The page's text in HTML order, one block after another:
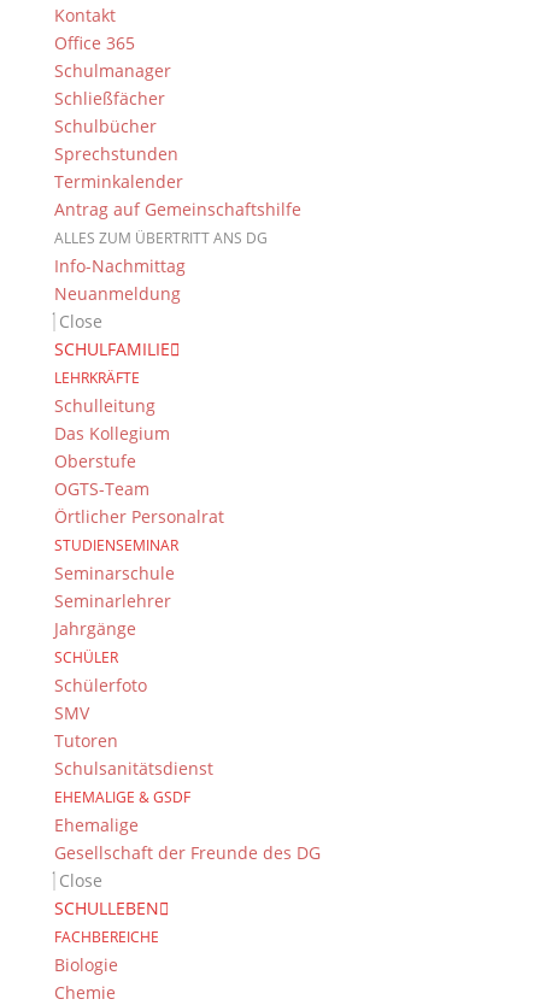
Kontakt
Office 365
Schulmanager
Schließfächer
Schulbücher
Sprechstunden
Terminkalender
Antrag auf Gemeinschaftshilfe
ALLES ZUM ÜBERTRITT ANS DG
Info-Nachmittag
Neuanmeldung
Close
SCHULFAMILIE
LEHRKRÄFTE
Schulleitung
Das Kollegium
Oberstufe
OGTS-Team
Örtlicher Personalrat
STUDIENSEMINAR
Seminarschule
Seminarlehrer
Jahrgänge
SCHÜLER
Schülerfoto
SMV
Tutoren
Schulsanitätsdienst
EHEMALIGE & GSDF
Ehemalige
Gesellschaft der Freunde des DG
Close
SCHULLEBEN
FACHBEREICHE
Biologie
Chemie
Suche
Newsarchiv
Newsarchiv
Das DG
Feldkirchenstr. 20-22
96052 Bamberg
Tel.: +49 (0) 951 93 23 90
Fax.: +49 (0) 951 93 23 92 0
E-Mail:dg@stadt.bamberg.de
Kontakt & Ansprechpartner
Senden Sie uns Ihre Nachricht.
Impressum & Datenschutz
Impressum
Datenschutzerklärung
Kontakt
© 2015-2022, Dientzenhofer-Gymnasium Bamberg